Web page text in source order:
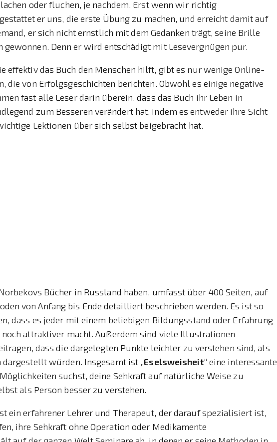
oder fluchen, je nachdem. Erst wenn wir richtig
er uns, die erste Übung zu machen, und erreicht damit auf
er sich nicht ernstlich mit dem Gedanken trägt, seine Brille
gewonnen. Denn er wird entschädigt mit Lesevergnügen pur.
effektiv das Buch den Menschen hilft, gibt es nur wenige Online-
die von Erfolgsgeschichten berichten. Obwohl es einige negative
fast alle Leser darin überein, dass das Buch ihr Leben in
zum Besseren verändert hat, indem es entweder ihre Sicht
Lektionen über sich selbst beigebracht hat.
Bücher in Russland haben, umfasst über 400 Seiten, auf
von Anfang bis Ende detailliert beschrieben werden. Es ist so
dass es jeder mit einem beliebigen Bildungsstand oder Erfahrung
noch attraktiver macht. Außerdem sind viele Illustrationen
dass die dargelegten Punkte leichter zu verstehen sind, als
würden. Insgesamt ist „Eselsweisheit“ eine interessante
suchst, deine Sehkraft auf natürliche Weise zu
als Person besser zu verstehen.
ein erfahrener Lehrer und Therapeut, der darauf spezialisiert ist,
ihre Sehkraft ohne Operation oder Medikamente